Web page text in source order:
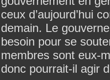
ceux d’aujourd’hui
demain. Le
besoin pour se
membres sont eux-
donc pourrait-il agir